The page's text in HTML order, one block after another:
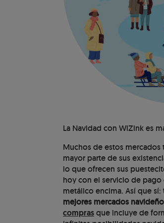
La Navidad con WiZink es
Muchos de estos
mayor parte de sus
lo que ofrecen sus
hoy con el servicio de pago
metálico encima. Así que sí:
mejores mercados
comprasque incluye de